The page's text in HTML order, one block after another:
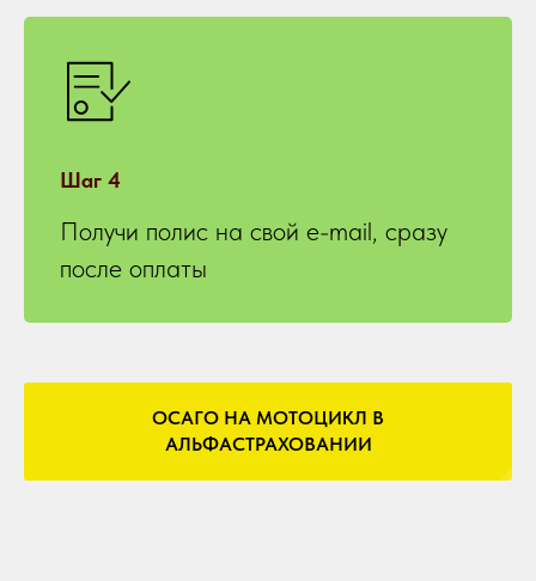
Шаг 4
Получи полис на свой e-mail, сразу
после оплаты
ОСАГО НА МОТОЦИКЛ В
АЛЬФАСТРАХОВАНИИ